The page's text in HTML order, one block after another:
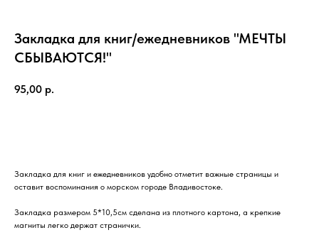
Закладка для книг/ежедневников "МЕЧТЫ
СБЫВАЮТСЯ!"
95,00 р.
Закладка для книг и ежедневников удобно отметит важные страницы и
оставит воспоминания о морском городе Владивостоке.
Закладка размером 5*10,5см сделана из плотного картона, а крепкие
магниты легко держат странички.